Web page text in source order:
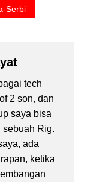
Serbi
tech
2 son, dan
saya bisa
sebuah Rig.
ada
ketika